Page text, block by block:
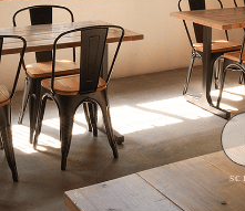
トップページ
大切にしていること
インスピレーション
ウェディング